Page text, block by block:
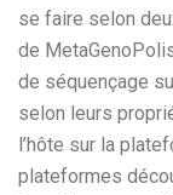
se faire selon
de
de séquençage
selon leurs
l’hôte sur la
plateformes